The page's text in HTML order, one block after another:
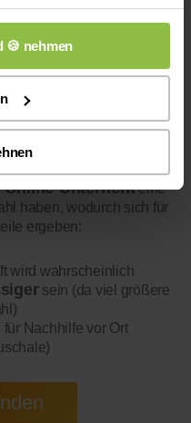
🍪 nehmen
Online-Unterrichteine
haben, wodurch sich für
ergeben:
wird wahrscheinlich
sein (da viel größere
Nachhilfe vor Ort